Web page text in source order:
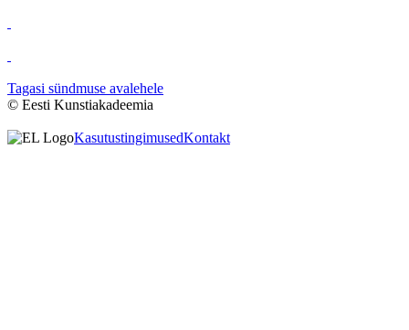
Tagasi sündmuse avalehele
© Eesti Kunstiakadeemia
KasutustingimusedKontakt